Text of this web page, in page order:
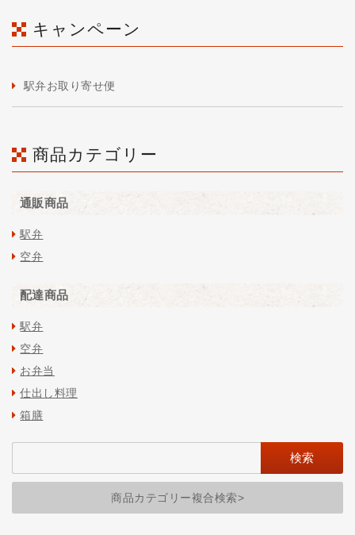
キャンペーン
駅弁お取り寄せ便
商品カテゴリー
通販商品
駅弁
空弁
配達商品
駅弁
空弁
お弁当
仕出し料理
箱膳
商品カテゴリー複合検索>